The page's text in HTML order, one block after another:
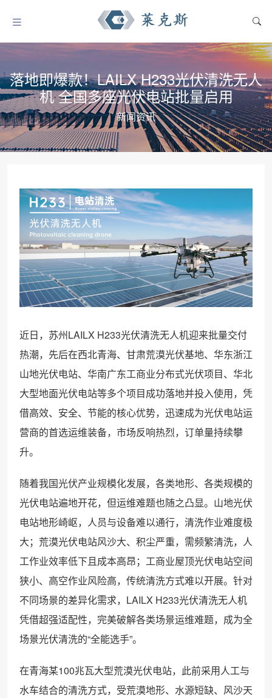
落地即爆款！LAILX H233光伏清洗无人
机 全国多座光伏电站批量启用
新闻资讯
近日，苏州LAILX H233光伏清洗无人机迎来批量交付
热潮，先后在西北青海、甘肃荒漠光伏基地、华东浙江
山地光伏电站、华南广东工商业分布式光伏项目、华北
大型地面光伏电站等多个项目成功落地并投入使用，凭
借高效、安全、节能的核心优势，迅速成为光伏电站运
营商的首选运维装备，市场反响热烈，订单量持续攀
升。
随着我国光伏产业规模化发展，各类地形、各类规模的
光伏电站遍地开花，但运维难题也随之凸显。山地光伏
电站地形崎岖，人员与设备难以通行，清洗作业难度极
大；荒漠光伏电站风沙大、积尘严重，需频繁清洗，人
工作业效率低下且成本高昂；工商业屋顶光伏电站空间
狭小、高空作业风险高，传统清洗方式难以开展。针对
不同场景的差异化需求，LAILX H233光伏清洗无人机
凭借超强适配性，完美破解各类场景运维难题，成为全
场景光伏清洗的“全能选手”。
在青海某100兆瓦大型荒漠光伏电站，此前采用人工与
水车结合的清洗方式，受荒漠地形、水源短缺、风沙天